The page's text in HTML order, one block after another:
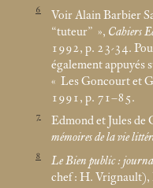
6 Voir Alain Barbier
“tuteur” », Cahiers
1992, p. 23-34.
également appuyés
« Les Goncourt et
1991, p. 71–85.
7 Edmond et Jules de
mémoires de la vie
8 Le Bien public :
chef : H.